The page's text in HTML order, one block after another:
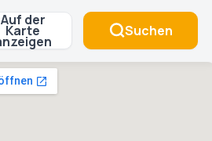
Auf der
Karte Suchen